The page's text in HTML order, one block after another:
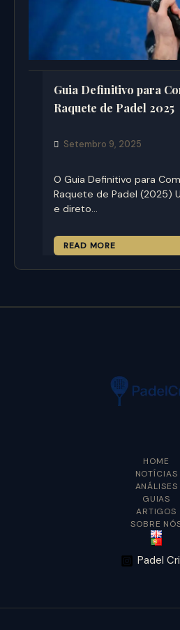
Guia Definitivo para
Raquete de Padel 2025
Setembro 9, 2025
O Guia Definitivo para
Raquete de Padel (2025)
e direto…
READ MORE
HOME
NOTÍCIAS
ANÁLISES
GUIAS
ARTIGOS
SOBRE
Padel